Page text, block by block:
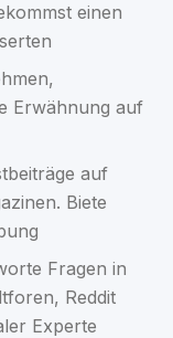
einen
Erwähnung auf
auf
Biete
Fragen in
Reddit
Experte